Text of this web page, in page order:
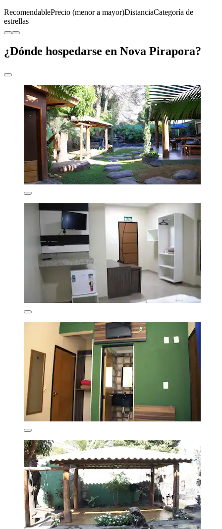
RecomendablePrecio (menor a mayor)DistanciaCategoría de
estrellas
¿Dónde hospedarse en Nova Pirapora?